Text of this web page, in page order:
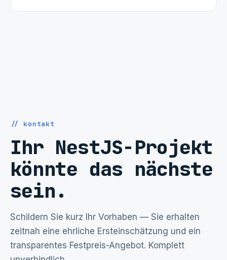
// kontakt
Ihr NestJS-Projekt
könnte das nächste
sein.
Schildern Sie kurz Ihr Vorhaben — Sie erhalten
zeitnah eine ehrliche Ersteinschätzung und ein
transparentes Festpreis-Angebot. Komplett